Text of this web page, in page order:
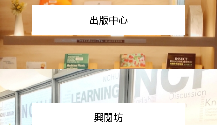
出版中心
興閱坊